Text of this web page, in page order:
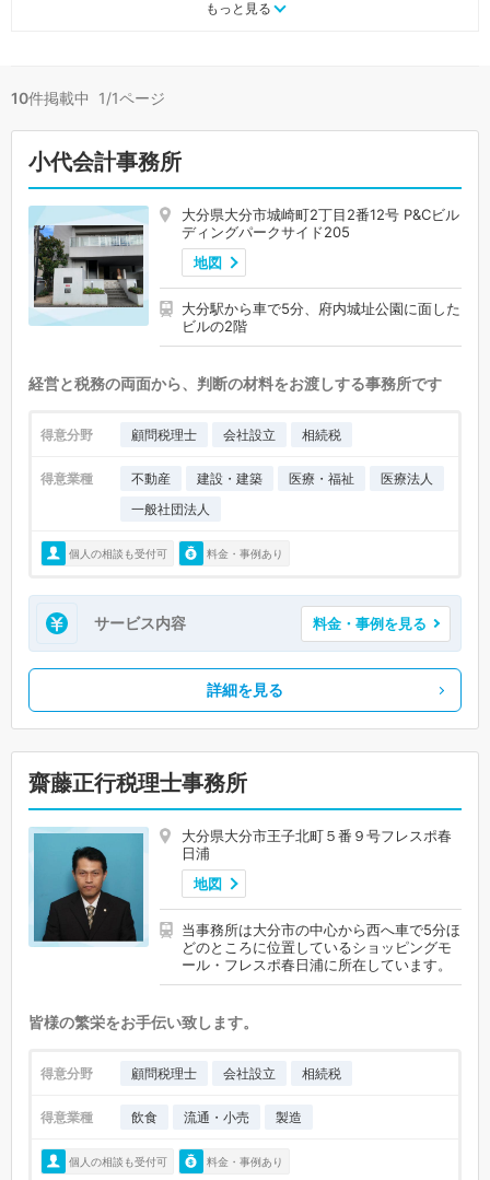
大分大学前駅 (0) 敷戸駅 (0)
もっと見る
10件掲載中 1/1ページ
小代会計事務所
大分県大分市城崎町2丁目2番12号 P&Cビル
ディングパークサイド205
地図
大分駅から車で5分、府内城址公園に面した
ビルの2階
経営と税務の両面から、判断の材料をお渡しする事務所です
得意分野 顧問税理士 会社設立 相続税
得意業種 不動産 建設・建築 医療・福祉
医療法人
一般社団法人
個人の相談も受付可 料金・事例あり
サービス内容 料金・事例を見る
詳細を見る
齋藤正行税理士事務所
大分県大分市王子北町５番９号フレスポ春
日浦
地図
当事務所は大分市の中心から西へ車で5分ほ
どのところに位置しているショッピングモ
ール・フレスポ春日浦に所在しています。
皆様の繁栄をお手伝い致します。
得意分野 顧問税理士 会社設立 相続税
得意業種 飲食 流通・小売 製造
個人の相談も受付可 料金・事例あり